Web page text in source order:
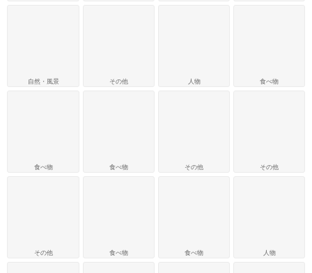
自然・風景
食べ物
その他
その他
食べ物
食べ物
人物
その他
食べ物
食べ物
その他
人物